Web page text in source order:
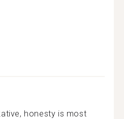
honesty is most